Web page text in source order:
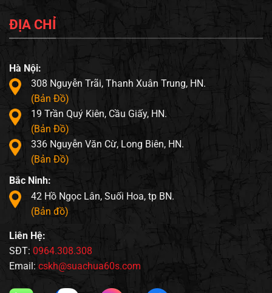
ĐỊA CHỈ
Hà Nội:
308 Nguyễn Trãi, Thanh Xuân Trung, HN.
(Bản Đồ)
19 Trần Quý Kiên, Cầu Giấy, HN.
(Bản Đồ)
336 Nguyễn Văn Cừ, Long Biên, HN.
(Bản Đồ)
Bắc Ninh:
42 Hồ Ngọc Lân, Suối Hoa, tp BN.
(Bản đồ)
Liên Hệ:
SĐT: 0964.308.308
Email: cskh@suachua60s.com